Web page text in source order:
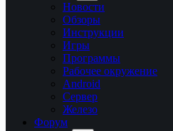
Новости
Обзоры
Инструкции
Игры
Программы
Рабочее окружение
Android
Сервер
Железо
Форум